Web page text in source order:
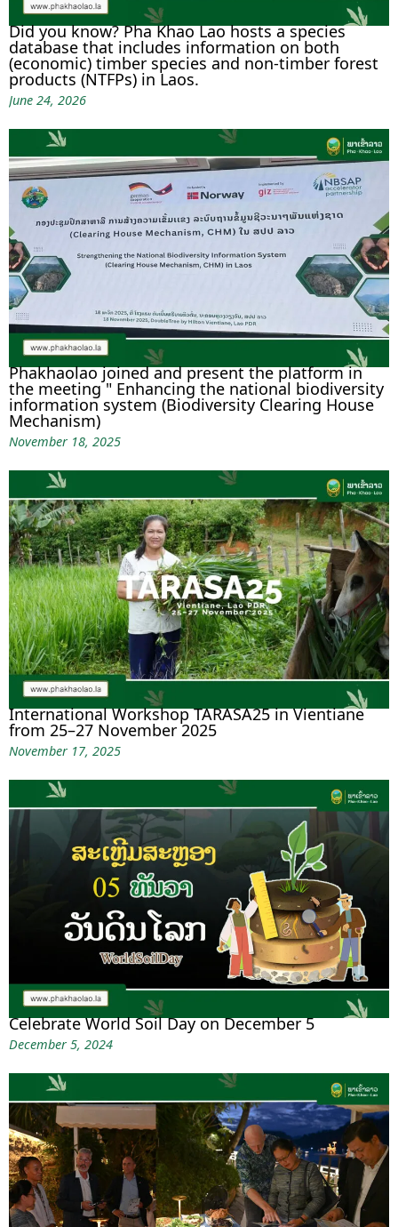
Did you know? Pha Khao Lao hosts a species
database that includes information on both
(economic) timber species and non-timber forest
products (NTFPs) in Laos.
June 24, 2026
Phakhaolao joined and present the platform in
the meeting " Enhancing the national biodiversity
information system (Biodiversity Clearing House
Mechanism)
November 18, 2025
International Workshop TARASA25 in Vientiane
from 25–27 November 2025
November 17, 2025
Celebrate World Soil Day on December 5
December 5, 2024